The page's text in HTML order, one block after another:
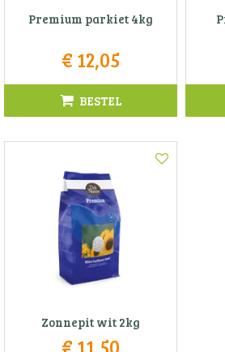
Premium parkiet 4kg
€ 12,05
BESTEL
Zonnepit wit 2kg
€ 11 50